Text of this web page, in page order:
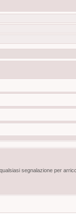
segnalazione per